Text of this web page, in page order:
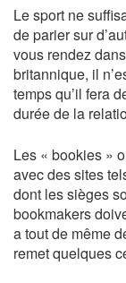
Le sport ne
de parier sur
vous rendez
britannique, il
temps qu’il fera
durée de la
Les « bookies »
avec des sites
dont les sièges
bookmakers
a tout de même
remet quelques